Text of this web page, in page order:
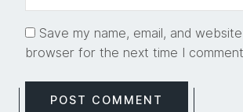
Save my name, email, and
browser for the next time I